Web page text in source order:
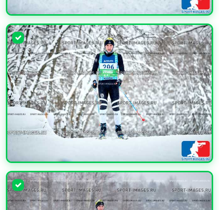
УВЕЛИЧИТЬ
УВЕЛИЧИТЬ